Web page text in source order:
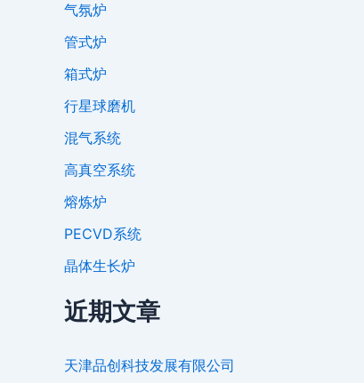
气氛炉
管式炉
箱式炉
行星球磨机
混气系统
高真空系统
熔炼炉
PECVD系统
晶体生长炉
近期文章
天津品创科技发展有限公司